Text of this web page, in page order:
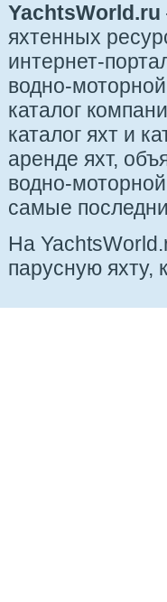
YachtsWorld.ru
яхтенных
интернет-
водно-
каталог
каталог яхт и
аренде яхт,
водно-
самые
На
парусную яхту,